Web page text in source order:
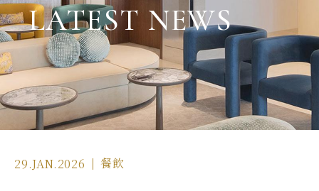
LATEST NEWS
29.JAN.2026 餐飲